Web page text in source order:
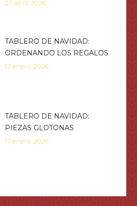
27 abril, 2026
TABLERO DE NAVIDAD:
ORDENANDO LOS REGALOS
13 enero, 2026
TABLERO DE NAVIDAD:
PIEZAS GLOTONAS
13 enero, 2026